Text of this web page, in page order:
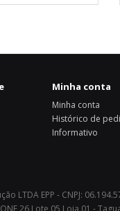
Minha conta
Minha conta
Histórico de
Informativo
LTDA EPP - CNPJ:
26 Lote 05 Loja 01 -